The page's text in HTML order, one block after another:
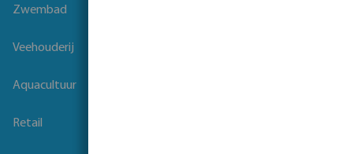
Zwembad
Veehouderij
Aquacultuur
Retail